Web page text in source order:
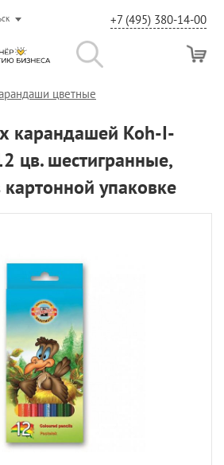
+7 (495) 380-14-00
цветные
карандашей Koh-I-
цв. шестигранные,
упаковке